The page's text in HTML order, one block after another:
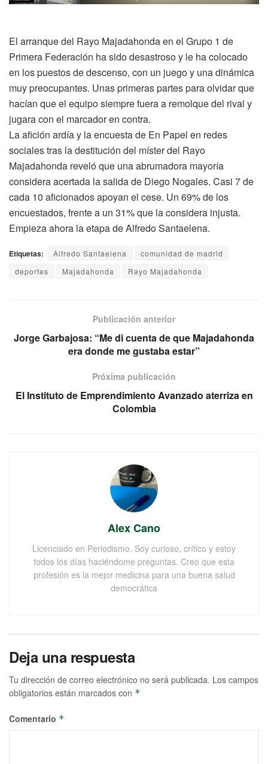
El arranque del Rayo Majadahonda en el Grupo 1 de
Primera Federación ha sido desastroso y le ha colocado
en los puestos de descenso, con un juego y una dinámica
muy preocupantes. Unas primeras partes para olvidar que
hacían que el equipo siempre fuera a remolque del rival y
jugara con el marcador en contra.
La afición ardía y la encuesta de En Papel en redes
sociales tras la destitución del míster del Rayo
Majadahonda reveló que una abrumadora mayoría
considera acertada la salida de Diego Nogales. Casi 7 de
cada 10 aficionados apoyan el cese. Un 69% de los
encuestados, frente a un 31% que la considera injusta.
Empieza ahora la etapa de Alfredo Santaelena.
Etiquetas: Alfredo Santaelena
comunidad de madrid
deportes
Majadahonda Rayo Majadahonda
Publicación anterior
Jorge Garbajosa: “Me di cuenta de que Majadahonda
era donde me gustaba estar”
Próxima publicación
El Instituto de Emprendimiento Avanzado aterriza en
Colombia
Alex Cano
Licenciado en Periodismo. Soy curioso, crítico y estoy
todos los días haciéndome preguntas. Creo que esta
profesión es la mejor medicina para una buena salud
democrática
Deja una respuesta
Tu dirección de correo electrónico no será publicada. Los campos
obligatorios están marcados con *
Comentario *